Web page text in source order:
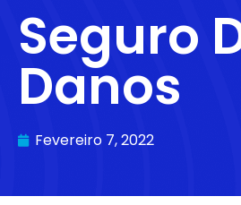
Seguro
Danos
Fevereiro 7, 2022